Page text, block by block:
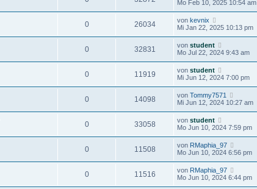
Mo Feb 10, 2025 10:54 am
0 26034 von kevnix
Mi Jan 22, 2025 10:13 pm
0 32831 von student
Mo Jul 22, 2024 9:43 am
0 11919 von student
Mi Jun 12, 2024 7:00 pm
0 14098 von Tommy7571
Mi Jun 12, 2024 10:27 am
0 33058 von student
Mo Jun 10, 2024 7:59 pm
0 11508 von RMaphia_97
Mo Jun 10, 2024 6:56 pm
0 11516 von RMaphia_97
Mo Jun 10, 2024 6:44 pm